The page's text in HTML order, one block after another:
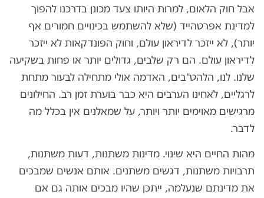
אבל חוק הלאום, למרות היותו צעד מכונן בדרכנו להפוך
למדינת אפרטהייד (שלא להשתמש בכינויים חמורים אף
יותר), לא ייזכר לדיראון עולם, וחוק הפונדקאות לא ייזכר
לדיראון עולם. הם רק שלבים, גדולים יותר או פחות בשקיעה
שלנו. לנו, הלהט"בים, האדמה אולי מתחילה לבעור מתחת
לרגליים, לאחינו הערבים היא כבר בוערת זמן רב. החילונים
מרגישים מאוימים יותר ויותר, על שמאלנים אין בכלל מה
לדבר.
מהות החיים היא שינוי. מדינות משתנות, דעות משתנות,
תרבויות משתנות, דגשים משתנים. אותם אנשים שמבכים
את מדינתם שנעלמה, ייתכן שהיו מבכים אותה גם אם